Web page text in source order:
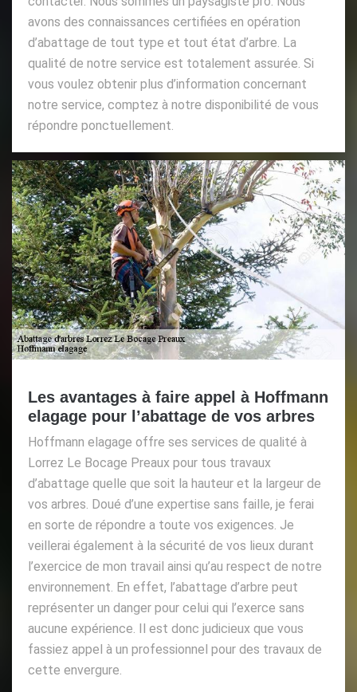
avons des connaissances certifiées en opération
d’abattage de tout type et tout état d’arbre. La
qualité de notre service est totalement assurée. Si
vous voulez obtenir plus d’information concernant
notre service, comptez à notre disponibilité de vous
répondre ponctuellement.
Les avantages à faire appel à Hoffmann
elagage pour l’abattage de vos arbres
Hoffmann elagage offre ses services de qualité à
Lorrez Le Bocage Preaux pour tous travaux
d’abattage quelle que soit la hauteur et la largeur de
vos arbres. Doué d’une expertise sans faille, je ferai
en sorte de répondre a toute vos exigences. Je
veillerai également à la sécurité de vos lieux durant
l’exercice de mon travail ainsi qu’au respect de notre
environnement. En effet, l’abattage d’arbre peut
représenter un danger pour celui qui l’exerce sans
aucune expérience. Il est donc judicieux que vous
fassiez appel à un professionnel pour des travaux de
cette envergure.